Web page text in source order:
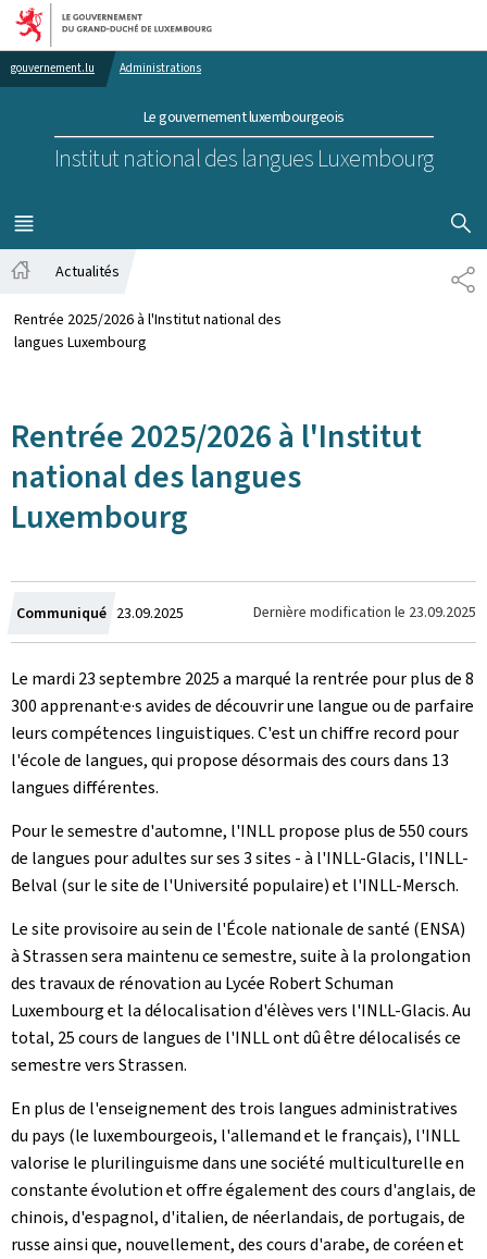
Aller au menu principal
Aller au contenu
gouvernement.lu Administrations
Le gouvernement luxembourgeois
Institut national des langues Luxembourg
MENU
PRINCIPAL
Actualités
Rentrée 2025/2026 à l'Institut national des
langues Luxembourg
Rentrée 2025/2026 à l'Institut
national des langues
Luxembourg
Communiqué Crée
le
23.09.2025 Dernière modification le 23.09.2025
Le mardi 23 septembre 2025 a marqué la rentrée pour plus de 8
300 apprenant·e·s avides de découvrir une langue ou de parfaire
leurs compétences linguistiques. C'est un chiffre record pour
l'école de langues, qui propose désormais des cours dans 13
langues différentes.
Pour le semestre d'automne, l'INLL propose plus de 550 cours
de langues pour adultes sur ses 3 sites - à l'INLL-Glacis, l'INLL-
Belval (sur le site de l'Université populaire)et l'INLL-Mersch.
Le site provisoire au sein de l'École nationale de santé (ENSA)
à Strassen sera maintenu ce semestre, suite à la prolongation
des travaux de rénovation au Lycée Robert Schuman
Luxembourg et la délocalisation d'élèves vers l'INLL-Glacis. Au
total, 25 cours de langues de l'INLL ont dû être délocalisés ce
semestre vers Strassen.
En plus de l'enseignement des trois langues administratives
du pays (le luxembourgeois, l'allemand et le français), l'INLL
valorise le plurilinguisme dans une société multiculturelle en
constante évolution et offre également des cours d'anglais, de
chinois, d'espagnol, d'italien, de néerlandais, de portugais, de
russe ainsi que, nouvellement, des cours d'arabe, de coréen et